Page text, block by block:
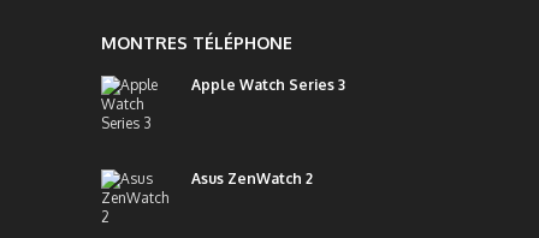
MONTRES TÉLÉPHONE
Apple Watch Series 3
Asus ZenWatch 2